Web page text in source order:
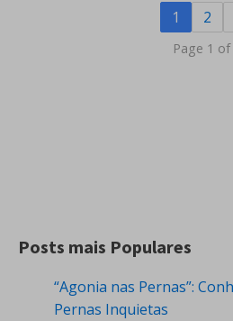
1 2
Page 1 of
Posts mais Populares
“Agonia nas Pernas”:
Pernas Inquietas